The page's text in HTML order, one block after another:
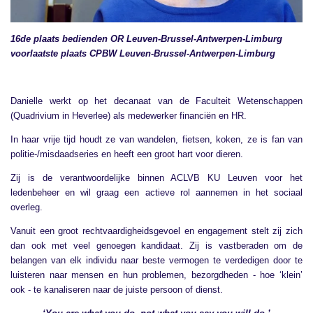
16de plaats bedienden OR Leuven-Brussel-Antwerpen-Limburg
voorlaatste plaats CPBW Leuven-Brussel-Antwerpen-Limburg
Danielle werkt op het decanaat van de Faculteit Wetenschappen
(Quadrivium in Heverlee) als medewerker financiën en HR.
In haar vrije tijd houdt ze van wandelen, fietsen, koken, ze is fan van
politie-/misdaadseries en heeft een groot hart voor dieren.
Zij is de verantwoordelijke binnen ACLVB KU Leuven voor het
ledenbeheer en wil graag een actieve rol aannemen in het sociaal
overleg.
Vanuit een groot rechtvaardigheidsgevoel en engagement stelt zij zich
dan ook met veel genoegen kandidaat. Zij is vastberaden om de
belangen van elk individu naar beste vermogen te verdedigen door te
luisteren naar mensen en hun problemen, bezorgdheden - hoe ‘klein’
ook - te kanaliseren naar de juiste persoon of dienst.